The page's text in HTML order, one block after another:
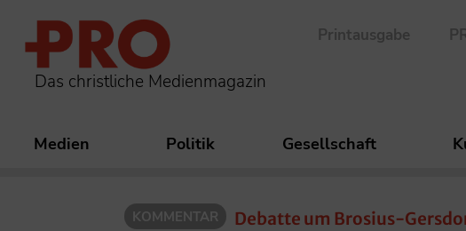
Das christliche Medienmagazin
Printausgabe
Medien Politik Gesellschaft
KOMMENTAR Debatte um Brosius-